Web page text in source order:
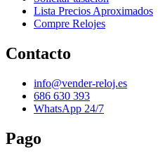
Lista Precios Aproximados
Compre Relojes
Contacto
info@vender-reloj.es
686 630 393
WhatsApp 24/7
Pago